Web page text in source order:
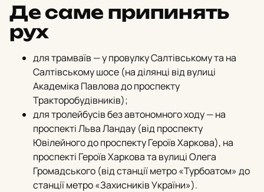
Де саме припинять
рух
для трамваїв — у провулку Салтівському та на
Салтівському шосе (на ділянці від вулиці
Академіка Павлова до проспекту
Тракторобудівників);
для тролейбусів без автономного ходу — на
проспекті Льва Ландау (від проспекту
Ювілейного до проспекту Героїв Харкова), на
проспекті Героїв Харкова та вулиці Олега
Громадського (від станції метро «Турбоатом» до
станції метро «Захисників України»).